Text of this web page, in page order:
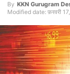
By KKN Gurugram
Modified date: फ़रवरी